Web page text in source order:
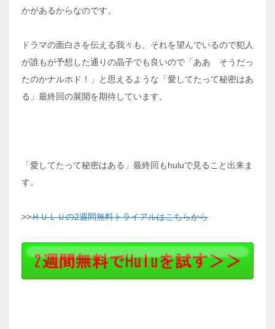
かがあるからなのです。
ドラマの面白さを伝える我々も、それを望んでいるので犯人
が誰もが予想した通りの晶子でも良いので「ああ そうだっ
たのかナルホド！」と思えるような「愛してたって秘密はあ
る」最終回の展開を期待しています。
「愛してたって秘密はある」最終回もhuluで見ること出来ま
す。
>>ＨＵＬＵの2週間無料トライアルはこちらから